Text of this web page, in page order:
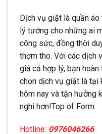
Dịch vụ giặt là quần
lý tưởng cho những ai
công sức, đồng thời
thơm tho. Với các dịch
giá cả hợp lý, bạn
chọn dịch vụ giặt là tại
hôm nay và tận hưởng
nghi hơn!Top of Form
Hotline: 0976046266